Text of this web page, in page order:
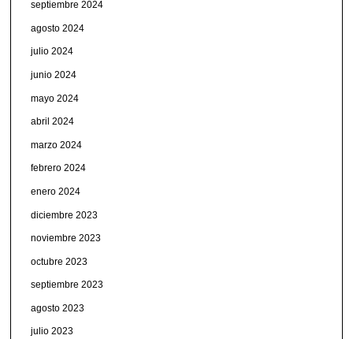
septiembre 2024
agosto 2024
julio 2024
junio 2024
mayo 2024
abril 2024
marzo 2024
febrero 2024
enero 2024
diciembre 2023
noviembre 2023
octubre 2023
septiembre 2023
agosto 2023
julio 2023